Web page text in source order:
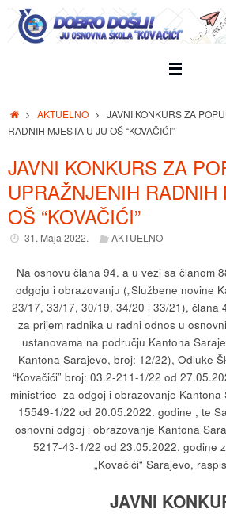
Skip
content
HomeAKTUELNO
JAVNI KONKURS ZA
RADNIH MJESTA U JU OŠ “KOVAČIĆI”
JAVNI KONKURS ZA
UPRAŽNJENIH RADNIH
OŠ “KOVAČIĆI”
31. Maja 2022. AKTUELNO
Na osnovu člana 94. a u vezi sa članom
odgoju i obrazovanju („Službene novine
23/17, 33/17, 30/19, 34/20 i 33/21), člana
za prijem radnika u radni odnos u
ustanovama na području Kantona
Kantona Sarajevo, broj: 12/22), Odluke
“Kovačići” broj: 03.2-211-1/22 od
ministrice za odgoj i obrazovanje
15549-1/22 od 20.05.2022. godine , te
osnovni odgoj i obrazovanje Kantona
5217-43-1/22 od 23.05.2022. godine
„Kovačići“ Sarajevo,
JAVNI